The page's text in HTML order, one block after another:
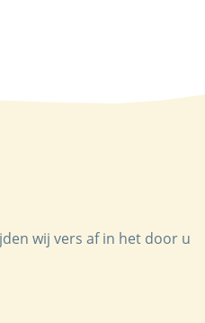
wij vers af in het door u